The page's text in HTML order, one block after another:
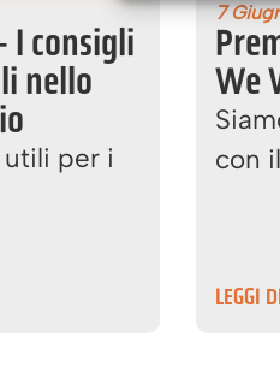
I consigli
nello
utili per i
7
We
con
LEGGI